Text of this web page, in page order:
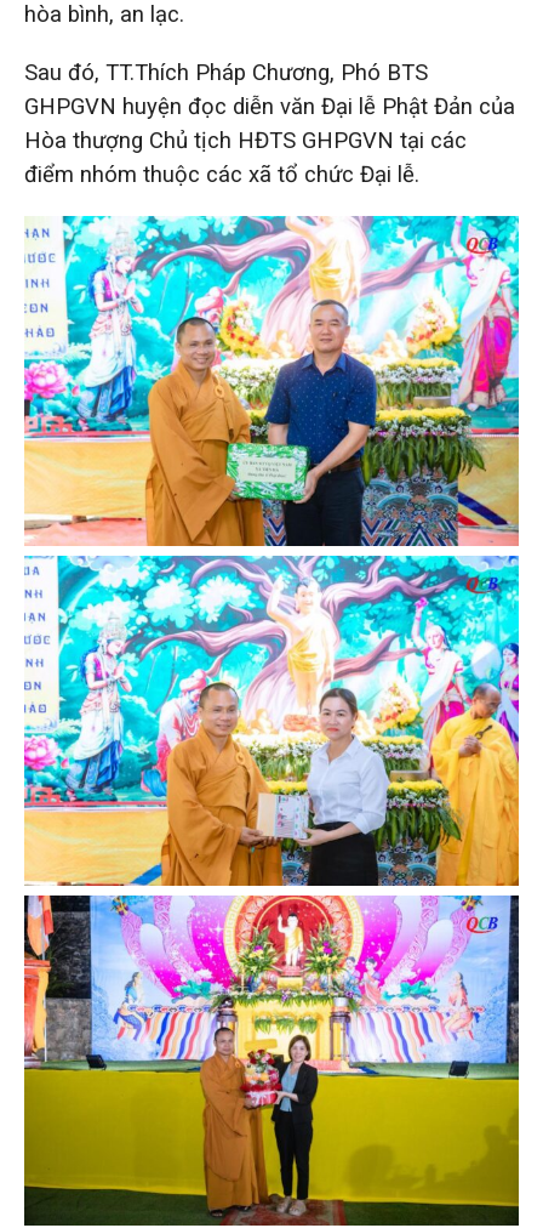
hòa bình, an lạc.
Sau đó, TT.Thích Pháp Chương, Phó BTS
GHPGVN huyện đọc diễn văn Đại lễ Phật Đản của
Hòa thượng Chủ tịch HĐTS GHPGVN tại các
điểm nhóm thuộc các xã tổ chức Đại lễ.